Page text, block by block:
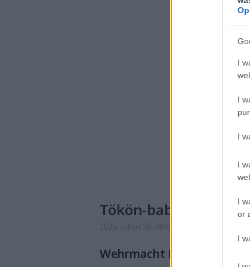
I
I
I
I
I
or
I
Tökön-babon
Wehrmacht Einheits-Pkw